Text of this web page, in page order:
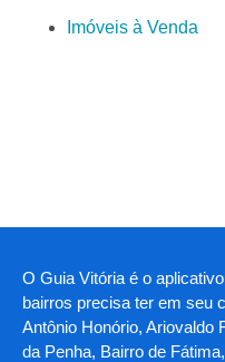
Imóveis à Venda
O Guia Vitória é o
bairros precisa ter em seu
Antônio Honório, Ariovaldo
da Penha, Bairro de